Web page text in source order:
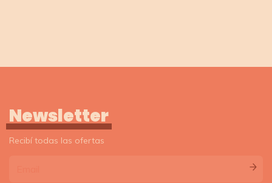
Newsletter
Recibí todas las ofertas